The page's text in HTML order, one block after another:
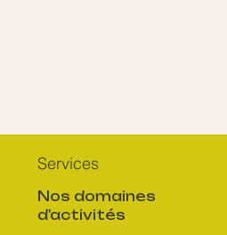
Services
Nos domaines
d'activités